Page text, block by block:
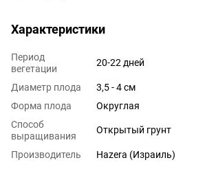
Характеристики
Период
вегетации
20-22 дней
Диаметр плода
3,5 - 4 см
Форма плода
Округлая
Способ
выращивания
Открытый грунт
Производитель Hazera (Израиль)